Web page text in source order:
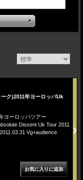
ク)2011年ヨーロッパUk
ヨーロッパツアー
Dissent Uk Tour 2011
Vg+audience